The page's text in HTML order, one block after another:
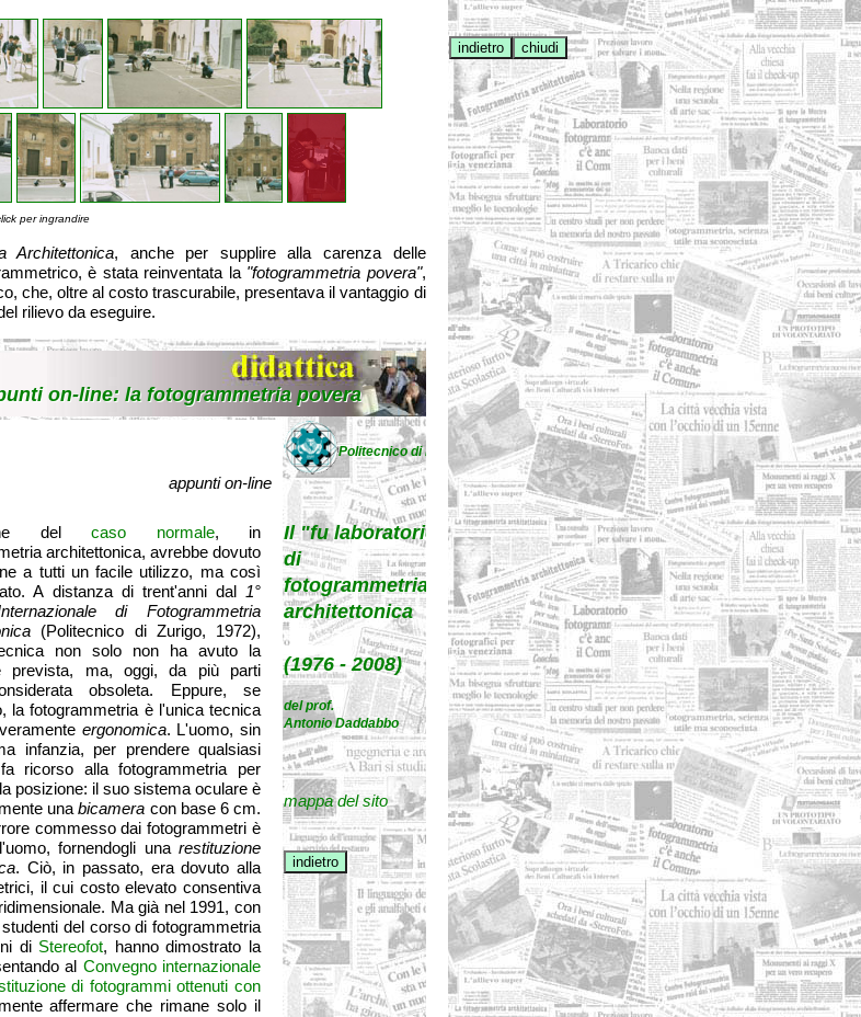
per ingrandire
Architettonica, anche per supplire alla carenza delle
è stata reinventata la "fotogrammetria povera",
che, oltre al costo trascurabile, presentava il vantaggio di
rilievo da eseguire.